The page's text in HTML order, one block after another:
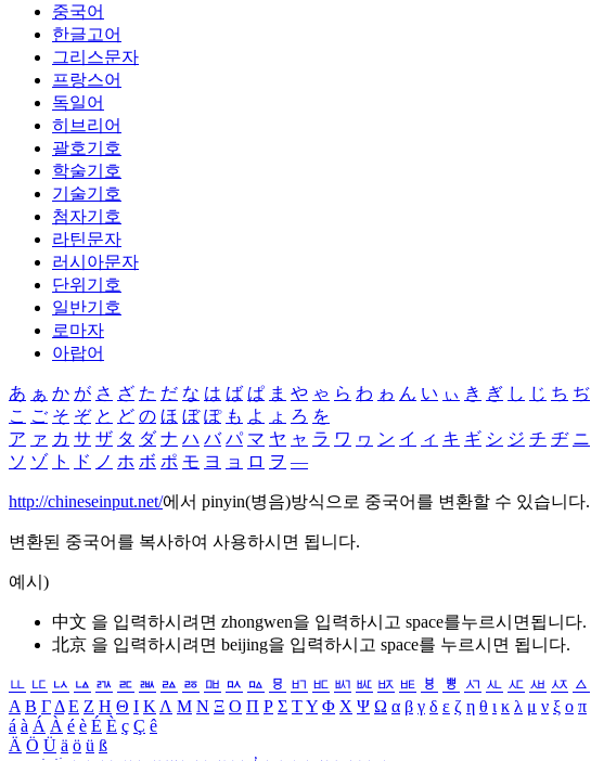
중국어
한글고어
그리스문자
프랑스어
독일어
히브리어
괄호기호
학술기호
기술기호
첨자기호
라틴문자
러시아문자
단위기호
일반기호
로마자
아랍어
あ ぁ か が さ ざ た だ な は ば ぱ ま や ゃ ら わ ゎ ん い ぃ き ぎ し じ ち ぢ
こ ご そ ぞ と ど の ほ ぼ ぽ も よ ょ ろ を
ア ァ カ サ ザ タ ダ ナ ハ バ パ マ ヤ ャ ラ ワ ヮ ン イ ィ キ ギ シ ジ チ ヂ ニ
ソ ゾ ト ド ノ ホ ボ ポ モ ヨ ョ ロ ヲ ―
http://chineseinput.net/에서 pinyin(병음)방식으로 중국어를 변환할 수 있습니다.
변환된 중국어를 복사하여 사용하시면 됩니다.
예시)
中文 을 입력하시려면 zhongwen을 입력하시고 space를누르시면됩니다.
北京 을 입력하시려면 beijing을 입력하시고 space를 누르시면 됩니다.
ㅥ ㅦ ㅧ ㅨ ㅩ ㅪ ㅫ ㅬ ㅭ ㅮ ㅯ ㅰ ㅱ ㅲ ㅳ ㅴ ㅵ ㅶ ㅷ ㅸ ㅹ ㅺ ㅻ ㅼ ㅽ ㅾ ㅿ
Α Β ΓΔ Ε Ζ Η Θ Ι ΚΛ Μ Ν Ξ Ο Π Ρ Σ ΤΥ Φ Χ Ψ Ω α β γ δ ε ζ η θ ι κ λ μ ν ξ ο π
á à Á À é è É È ç Ç ê
Ä Ö Ü ä ö ü ß